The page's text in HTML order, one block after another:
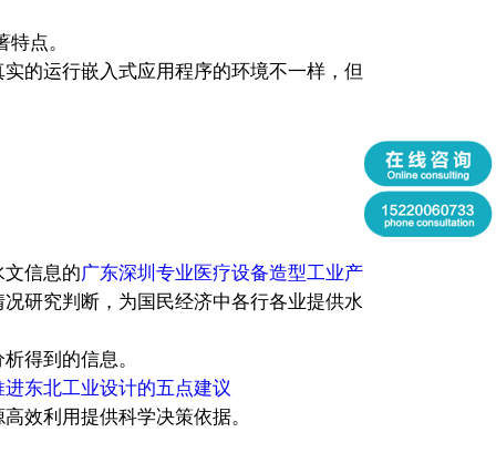
点。
的运行嵌入式应用程序的环境不一样，但
信息的广东深圳专业医疗设备造型工业产
研究判断，为国民经济中各行各业提供水
得到的信息。
东北工业设计的五点建议
效利用提供科学决策依据。